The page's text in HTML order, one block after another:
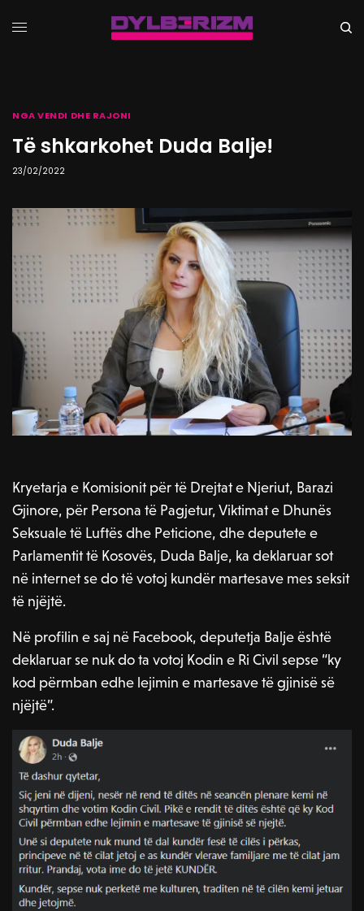
NGA VENDI DHE RAJONI
Të shkarkohet Duda Balje!
23/02/2022
Kryetarja e Komisionit për të Drejtat e Njeriut, Barazi
Gjinore, për Persona të Pagjetur, Viktimat e Dhunës
Seksuale të Luftës dhe Peticione, dhe deputete e
Parlamentit të Kosovës, Duda Balje, ka deklaruar sot
në internet se do të votoj kundër martesave mes seksit
të njëjtë.
Në profilin e saj në Facebook, deputetja Balje është
deklaruar se nuk do ta votoj Kodin e Ri Civil sepse “ky
kod përmban edhe lejimin e martesave të gjinisë së
njëjtë”.